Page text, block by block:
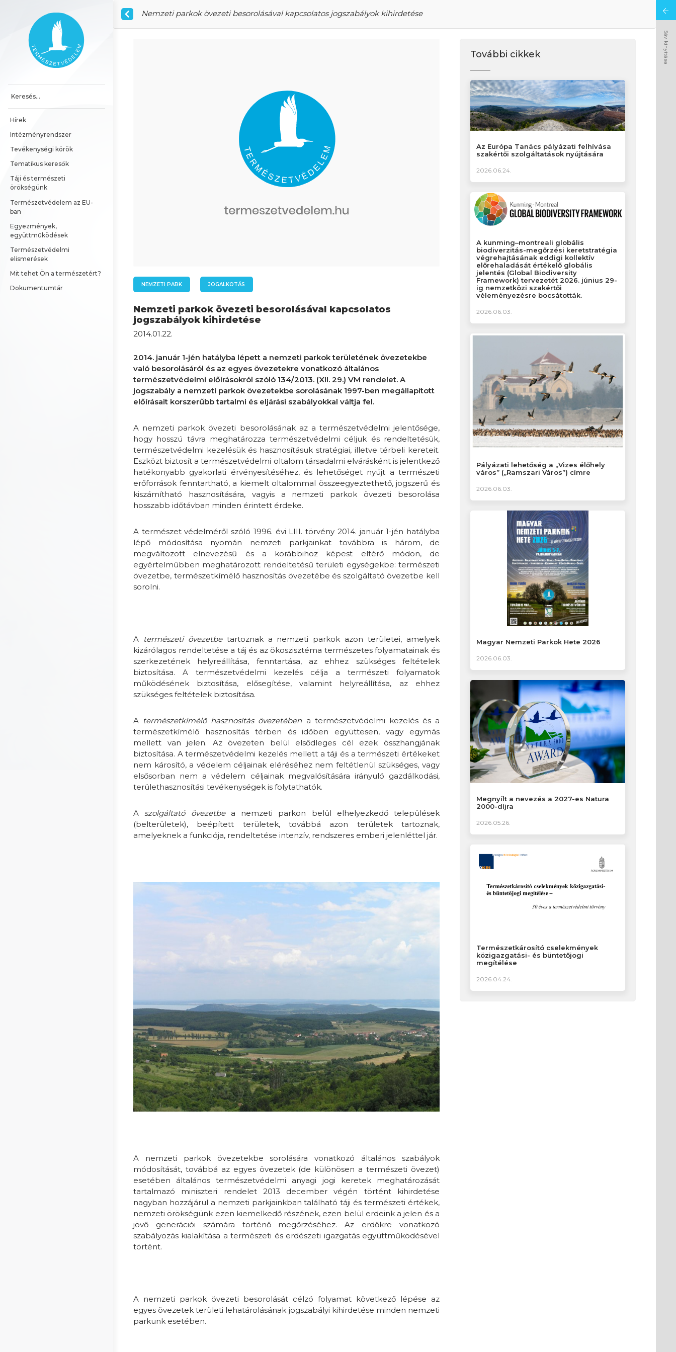
Főoldal
Hírek
Intézményrendszer
Tevékenységi körök
Tematikus keresők
Táji és természeti
örökségünk
Természetvédelem az EU-
ban
Egyezmények,
együttműködések
Természetvédelmi
elismerések
Mit tehet Ön a természetért?
Dokumentumtár
Nemzeti parkok övezeti besorolásával kapcsolatos jogszabályok kihirdetése
NEMZETI PARK JOGALKOTÁS
Nemzeti parkok övezeti besorolásával kapcsolatos
jogszabályok kihirdetése
2014.01.22.
2014. január 1-jén hatályba lépett a nemzeti parkok területének övezetekbe
való besorolásáról és az egyes övezetekre vonatkozó általános
természetvédelmi előírásokról szóló 134/2013. (XII. 29.) VM rendelet. A
jogszabály a nemzeti parkok övezetekbe sorolásának 1997-ben megállapított
előírásait korszerűbb tartalmi és eljárási szabályokkal váltja fel.
A nemzeti parkok övezeti besorolásának az a természetvédelmi jelentősége,
hogy hosszú távra meghatározza természetvédelmi céljuk és rendeltetésük,
természetvédelmi kezelésük és hasznosításuk stratégiai, illetve térbeli kereteit.
Eszközt biztosít a természetvédelmi oltalom társadalmi elvárásként is jelentkező
hatékonyabb gyakorlati érvényesítéséhez, és lehetőséget nyújt a természeti
erőforrások fenntartható, a kiemelt oltalommal összeegyeztethető, jogszerű és
kiszámítható hasznosítására, vagyis a nemzeti parkok övezeti besorolása
hosszabb időtávban minden érintett érdeke.
A természet védelméről szóló 1996. évi LIII. törvény 2014. január 1-jén hatályba
lépő módosítása nyomán nemzeti parkjainkat továbbra is három, de
megváltozott elnevezésű és a korábbihoz képest eltérő módon, de
egyértelműbben meghatározott rendeltetésű területi egységekbe: természeti
övezetbe, természetkímélő hasznosítás övezetébe és szolgáltató övezetbe kell
sorolni.
A természeti övezetbe tartoznak a nemzeti parkok azon területei, amelyek
kizárólagos rendeltetése a táj és az ökoszisztéma természetes folyamatainak és
szerkezetének helyreállítása, fenntartása, az ehhez szükséges feltételek
biztosítása. A természetvédelmi kezelés célja a természeti folyamatok
működésének biztosítása, elősegítése, valamint helyreállítása, az ehhez
szükséges feltételek biztosítása.
A természetkímélő hasznosítás övezetében a természetvédelmi kezelés és a
természetkímélő hasznosítás térben és időben együttesen, vagy egymás
mellett van jelen. Az övezeten belül elsődleges cél ezek összhangjának
biztosítása. A természetvédelmi kezelés mellett a táji és a természeti értékeket
nem károsító, a védelem céljainak eléréséhez nem feltétlenül szükséges, vagy
elsősorban nem a védelem céljainak megvalósítására irányuló gazdálkodási,
területhasznosítási tevékenységek is folytathatók.
A szolgáltató övezetbe a nemzeti parkon belül elhelyezkedő települések
(belterületek), beépített területek, továbbá azon területek tartoznak,
amelyeknek a funkciója, rendeltetése intenzív, rendszeres emberi jelenléttel jár.
A nemzeti parkok övezetekbe sorolására vonatkozó általános szabályok
módosítását, továbbá az egyes övezetek (de különösen a természeti övezet)
esetében általános természetvédelmi anyagi jogi keretek meghatározását
tartalmazó miniszteri rendelet 2013 december végén történt kihirdetése
nagyban hozzájárul a nemzeti parkjainkban található táji és természeti értékek,
nemzeti örökségünk ezen kiemelkedő részének, ezen belül erdeink a jelen és a
jövő generációi számára történő megőrzéséhez. Az erdőkre vonatkozó
szabályozás kialakítása a természeti és erdészeti igazgatás együttműködésével
történt.
A nemzeti parkok övezeti besorolását célzó folyamat következő lépése az
egyes övezetek területi lehatárolásának jogszabályi kihirdetése minden nemzeti
parkunk esetében.
További cikkek
Az Európa Tanács pályázati felhívása
szakértői szolgáltatások nyújtására
2026.06.24.
A kunming–montreali globális
biodiverzitás-megőrzési keretstratégia
végrehajtásának eddigi kollektív
előrehaladását értékelő globális
jelentés (Global Biodiversity
Framework) tervezetét 2026. június 29-
ig nemzetközi szakértői
véleményezésre bocsátották.
2026.06.03.
Pályázati lehetőség a „Vizes élőhely
város” („Ramszari Város”) címre
2026.06.03.
Magyar Nemzeti Parkok Hete 2026
2026.06.03.
Megnyílt a nevezés a 2027-es Natura
2000-díjra
2026.05.26.
Természetkárosító cselekmények
közigazgatási- és büntetőjogi
megítélése
2026.04.24.
Sáv kinyitása